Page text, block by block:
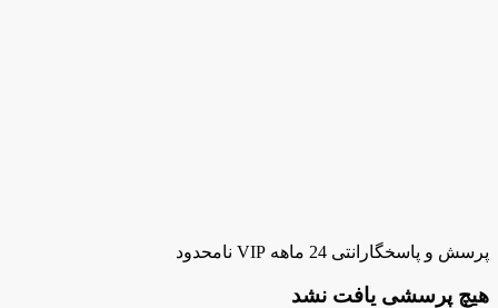
پرسش و پاسخگارانتی 24 ماهه VIP نامحدود
هیچ پرسشی یافت نشد